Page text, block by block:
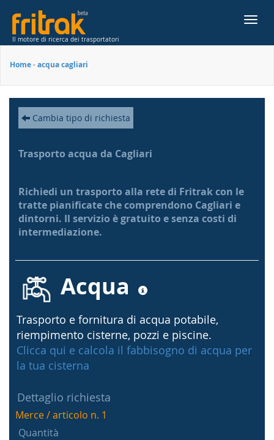
Il motore di ricerca dei trasportatori
Home-acqua cagliari
Cambia tipo di richiesta
Trasporto acqua da Cagliari
Richiedi un trasporto alla rete di Fritrak con le
tratte pianificate che comprendono Cagliari e
dintorni. Il servizio è gratuito e senza costi di
intermediazione.
Acqua
Trasporto e fornitura di acqua potabile,
riempimento cisterne, pozzi e piscine.
Clicca qui e calcola il fabbisogno di acqua per
la tua cisterna
Dettaglio richiesta
Merce / articolo n. 1
Quantità